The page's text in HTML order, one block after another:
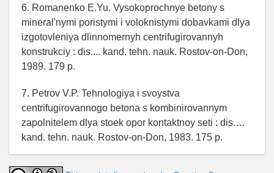
6. Romanenko E.Yu. Vysokoprochnye betony s
mineral'nymi poristymi i voloknistymi dobavkami dlya
izgotovleniya dlinnomernyh centrifugirovannyh
konstrukciy : dis.... kand. tehn. nauk. Rostov-on-Don,
1989. 179 p.
7. Petrov V.P. Tehnologiya i svoystva
centrifugirovannogo betona s kombinirovannym
zapolnitelem dlya stoek opor kontaktnoy seti : dis.…
kand. tehn. nauk. Rostov-on-Don, 1983. 175 p.